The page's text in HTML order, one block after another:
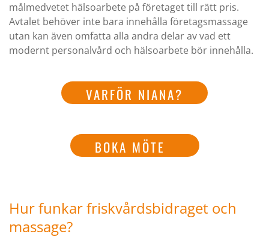
målmedvetet hälsoarbete på företaget till rätt pris.
Avtalet behöver inte bara innehålla företagsmassage
utan kan även omfatta alla andra delar av vad ett
modernt personalvård och hälsoarbete bör innehålla.
VARFÖR NIANA?
BOKA MÖTE
Hur funkar friskvårdsbidraget och
massage?